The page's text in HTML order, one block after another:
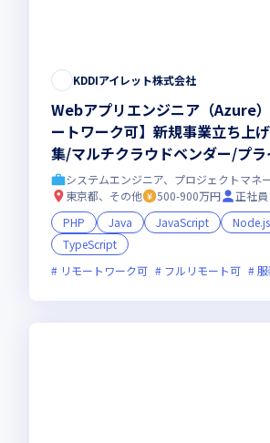
KDDIアイレット株式会社
Webアプリエンジニア（Azure
ートワーク可】新規事業立ち上
集/マルチクラウドベンダー/プ
◎KDDIグループ安定待遇
システムエンジニア、プロジェクトマネ
東京都、その他
500-900万円
正社員
PHP
Java JavaScript
Node.js
TypeScript
リモートワーク可
フルリモート可